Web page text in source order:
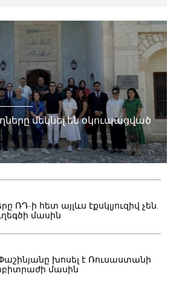
մեկնել են օկուպացված
ՌԴ-ի հետ այլևս էքսկլյուզիվ չեն.
մասին
խոսել է Ռուսաստանի
մասին